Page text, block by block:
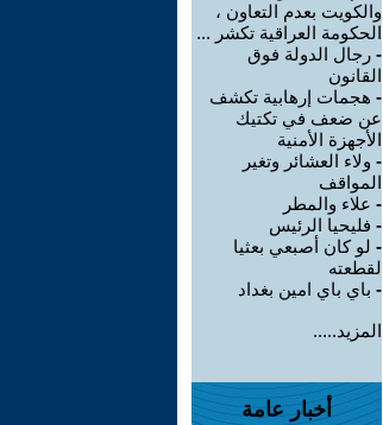
والكويت بعدم التعاون ،
الحكومة العراقية تكشر ...
- رجال الدولة فوق
القانون
- هجمات إرهابية تكشف
عن ضعف في تكتيك
الأجهزة الأمنية
- ولاء العشائر وتغير
المواقف
- علاء والمطر
- فليحيا الرئيس
- لو كان أصبعي بعثيا
لقطعته
- باي باي امين بغداد
المزيد.....
أخبار عامة